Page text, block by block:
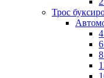
Трос